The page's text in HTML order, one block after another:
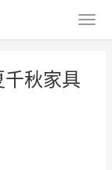
秋家具